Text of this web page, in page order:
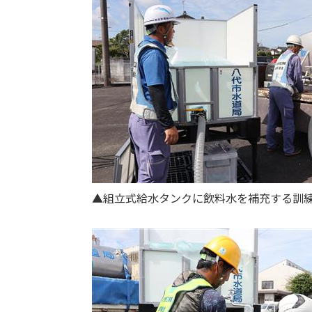
▲組立式給水タンクに飲料水を補充する訓